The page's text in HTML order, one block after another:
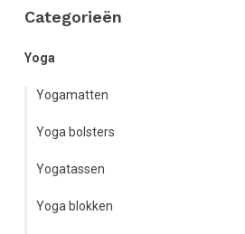
Categorieën
Yoga
Yogamatten
Yoga bolsters
Yogatassen
Yoga blokken